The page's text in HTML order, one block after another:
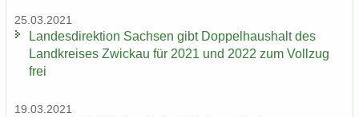
25.03.2021
Lan­des­di­rek­ti­on Sach­sen gibt Dop­pel­haus­halt des
Land­krei­ses Zwi­ckau für 2021 und 2022 zum Voll­zug
frei
19.03.2021